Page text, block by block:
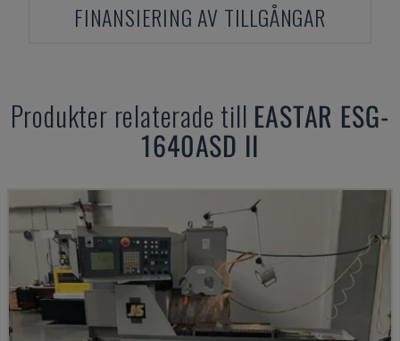
FINANSIERING AV TILLGÅNGAR
Produkter relaterade till EASTAR ESG-
1640ASD II